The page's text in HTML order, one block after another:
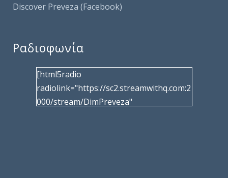
Discover Preveza (Facebook)
Ραδιοφωνία
[html5radio
radiolink="https://sc2.streamwithq.com:2
000/stream/DimPreveza"